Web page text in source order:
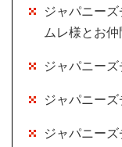
ジャパニー
ムレ様とお仲
ジャパニー
ジャパニー
ジャパニー